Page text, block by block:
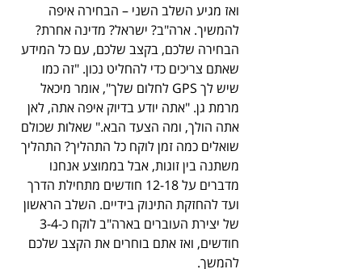
ואז מגיע השלב השני – הבחירה איפה
להמשיך. ארה"ב? ישראל? מדינה אחרת?
הבחירה שלכם, בקצב שלכם, עם כל המידע
שאתם צריכים כדי להחליט נכון. "זה כמו
שיש לך GPS לחלום שלך", אומר מיכאל
מרמת גן. "אתה יודע בדיוק איפה אתה, לאן
אתה הולך, ומה הצעד הבא." שאלות שכולם
שואלים כמה זמן לוקח כל התהליך? התהליך
משתנה בין זוגות, אבל בממוצע אנחנו
מדברים על 12-18 חודשים מתחילת הדרך
ועד להחזקת התינוק בידיים. השלב הראשון
חודשים, ואז אתם בוחרים את הקצב שלכם
להמשך.